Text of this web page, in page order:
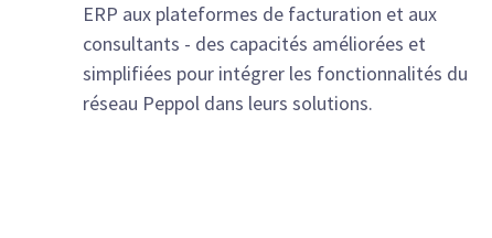
ERP aux plateformes de facturation et aux
consultants - des capacités améliorées et
simplifiées pour intégrer les fonctionnalités du
réseau Peppol dans leurs solutions.